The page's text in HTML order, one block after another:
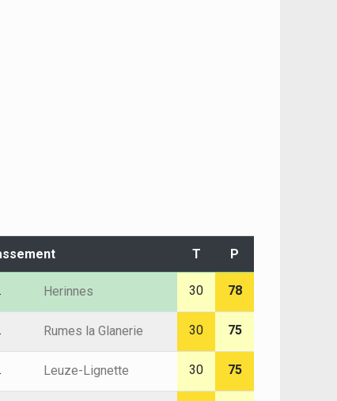
T P
Herinnes 30 78
Rumes la Glanerie 30 75
Leuze-Lignette 30 75